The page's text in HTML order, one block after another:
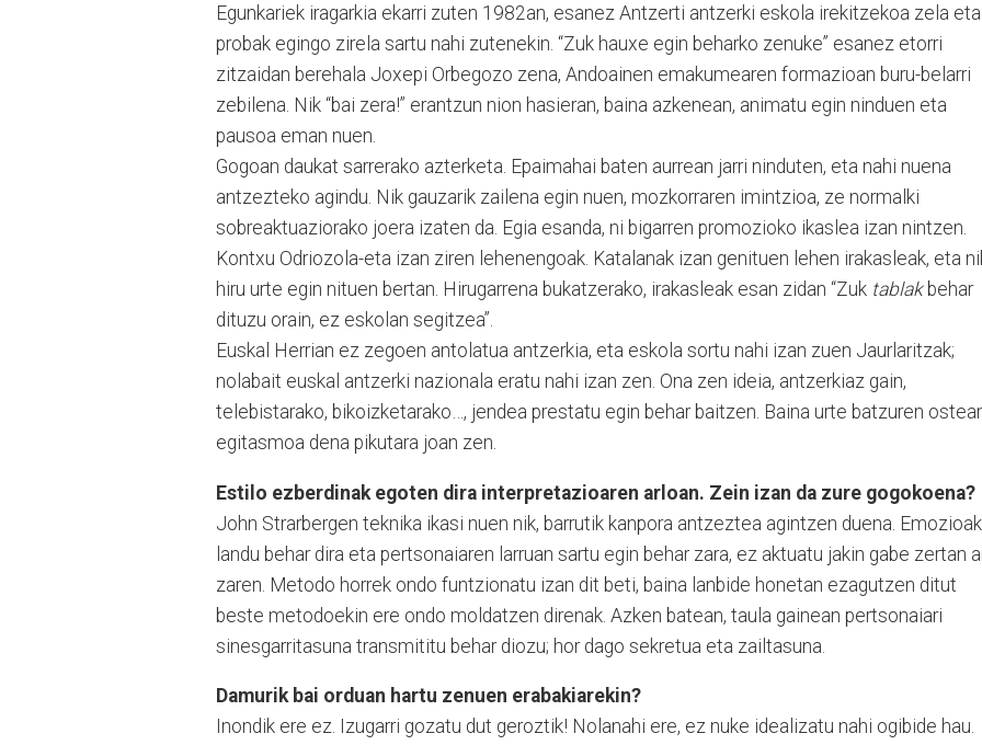
Egunkariek iragarkia ekarri zuten 1982an, esanez Antzerti antzerki eskola irekitzekoa zela eta
probak egingo zirela sartu nahi zutenekin. “Zuk hauxe egin beharko zenuke” esanez etorri
zitzaidan berehala Joxepi Orbegozo zena, Andoainen emakumearen formazioan buru-belarri
zebilena. Nik “bai zera!” erantzun nion hasieran, baina azkenean, animatu egin ninduen eta
pausoa eman nuen.
Gogoan daukat sarrerako azterketa. Epaimahai baten aurrean jarri ninduten, eta nahi nuena
antzezteko agindu. Nik gauzarik zailena egin nuen, mozkorraren imintzioa, ze normalki
sobreaktuaziorako joera izaten da. Egia esanda, ni bigarren promozioko ikaslea izan nintzen.
Kontxu Odriozola-eta izan ziren lehenengoak. Katalanak izan genituen lehen irakasleak, eta
hiru urte egin nituen bertan. Hirugarrena bukatzerako, irakasleak esan zidan “Zuk tablakbehar
dituzu orain, ez eskolan segitzea”.
Euskal Herrian ez zegoen antolatua antzerkia, eta eskola sortu nahi izan zuen Jaurlaritzak;
nolabait euskal antzerki nazionala eratu nahi izan zen. Ona zen ideia, antzerkiaz gain,
telebistarako, bikoizketarako…, jendea prestatu egin behar baitzen. Baina urte batzuren
egitasmoa dena pikutara joan zen.
Estilo ezberdinak egoten dira interpretazioaren arloan. Zein izan da zure gogokoena?
John Strarbergen teknika ikasi nuen nik, barrutik kanpora antzeztea agintzen duena. Emozioak
landu behar dira eta pertsonaiaren larruan sartu egin behar zara, ez aktuatu jakin gabe zertan
zaren. Metodo horrek ondo funtzionatu izan dit beti, baina lanbide honetan ezagutzen ditut
beste metodoekin ere ondo moldatzen direnak. Azken batean, taula gainean pertsonaiari
sinesgarritasuna transmititu behar diozu; hor dago sekretua eta zailtasuna.
Damurik bai orduan hartu zenuen erabakiarekin?
Inondik ere ez. Izugarri gozatu dut geroztik! Nolanahi ere, ez nuke idealizatu nahi ogibide hau.